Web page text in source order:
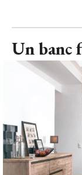
Un banc